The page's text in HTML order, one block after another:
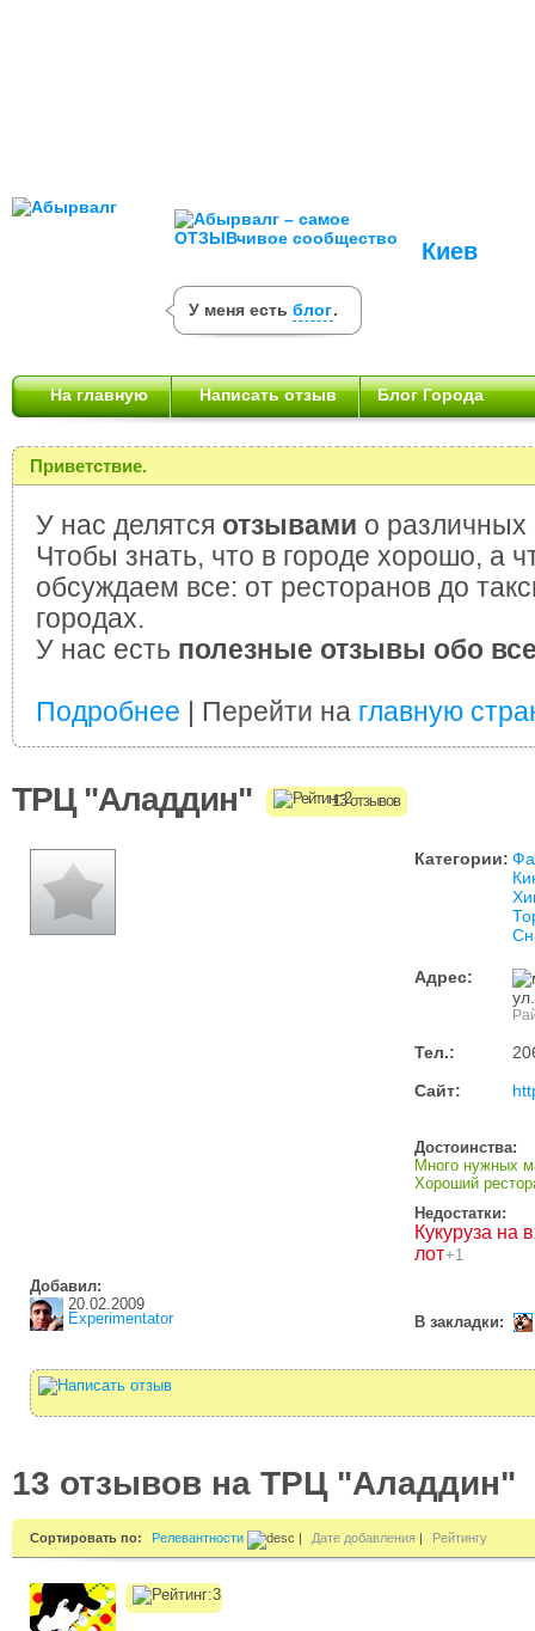
Киев
У меня есть блог.
На главную Написать отзыв Блог Города
Приветствие.
У нас делятся отзывами о различных
Чтобы знать, что в городе хорошо, а
обсуждаем все: от ресторанов до
городах.
У нас есть полезные отзывы обо
Подробнее | Перейти на главную
ТРЦ "Аладдин" 13 отзывов
Категории:
Адрес:
Тел.:
Сайт:
Достоинства:
Много нужных
Хороший
Недостатки:
Кукуруза на
лот+1
Добавил:
20.02.2009
Experimentator
В закладки:
13 отзывов на ТРЦ "Аладдин"
Сортировать по: Релевантности Дате добавления Рейтингу